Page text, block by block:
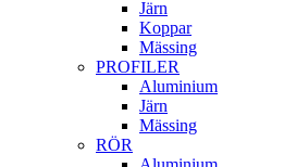
Järn
Koppar
Mässing
PROFILER
Aluminium
Järn
Mässing
RÖR